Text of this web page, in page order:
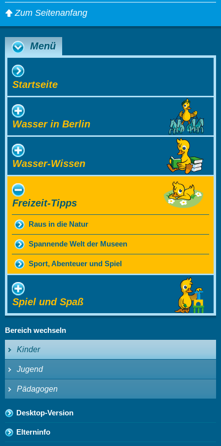
Zum Seitenanfang
Menü
Startseite
Wasser in Berlin
Wasser-Wissen
Freizeit-Tipps
Raus in die Natur
Spannende Welt der Museen
Sport, Abenteuer und Spiel
Spiel und Spaß
Bereich wechseln
Kinder
Jugend
Pädagogen
Desktop-Version
Elterninfo